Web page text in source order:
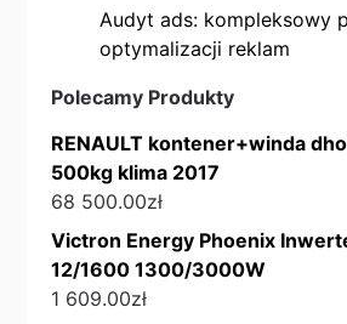
Audyt ads: kompleksowy
optymalizacji reklam
Polecamy Produkty
RENAULT kontener+winda
500kg klima 2017
68 500.00zł
Victron Energy Phoenix
12/1600 1300/3000W
1 609.00zł